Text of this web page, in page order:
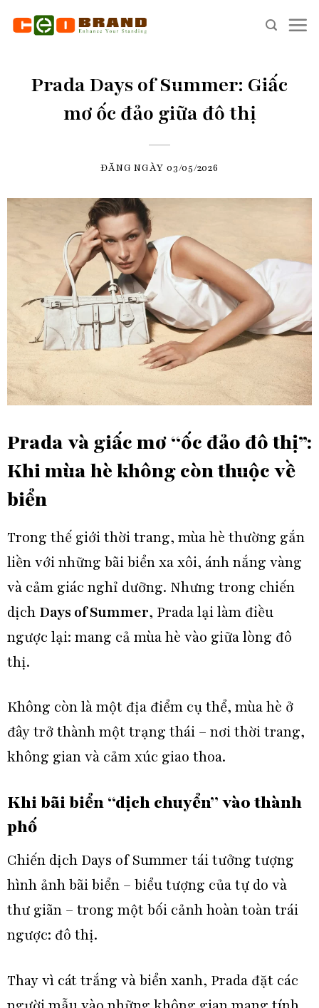
Prada Days of Summer: Giấc
mơ ốc đảo giữa đô thị
ĐĂNG NGÀY 03/05/2026
Prada và giấc mơ “ốc đảo đô thị”:
Khi mùa hè không còn thuộc về
biển
Trong thế giới thời trang, mùa hè thường gắn
liền với những bãi biển xa xôi, ánh nắng vàng
và cảm giác nghỉ dưỡng. Nhưng trong chiến
dịch Days of Summer, Pradalại làm điều
ngược lại: mang cả mùa hè vào giữa lòng đô
thị.
Không còn là một địa điểm cụ thể, mùa hè ở
đây trở thành một trạng thái – nơi thời trang,
không gian và cảm xúc giao thoa.
Khi bãi biển “dịch chuyển” vào thành
phố
Chiến dịch Days of Summer tái tưởng tượng
hình ảnh bãi biển – biểu tượng của tự do và
thư giãn – trong một bối cảnh hoàn toàn trái
ngược: đô thị.
Thay vì cát trắng và biển xanh, Prada đặt các